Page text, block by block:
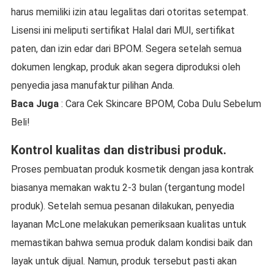
harus memiliki izin atau legalitas dari otoritas setempat.
Lisensi ini meliputi sertifikat Halal dari MUI, sertifikat
paten, dan izin edar dari BPOM. Segera setelah semua
dokumen lengkap, produk akan segera diproduksi oleh
penyedia jasa manufaktur pilihan Anda.
Baca Juga: Cara Cek Skincare BPOM, Coba Dulu Sebelum
Beli!
Kontrol kualitas dan distribusi produk.
Proses pembuatan produk kosmetik dengan jasa kontrak
biasanya memakan waktu 2-3 bulan (tergantung model
produk). Setelah semua pesanan dilakukan, penyedia
layanan McLone melakukan pemeriksaan kualitas untuk
memastikan bahwa semua produk dalam kondisi baik dan
layak untuk dijual. Namun, produk tersebut pasti akan